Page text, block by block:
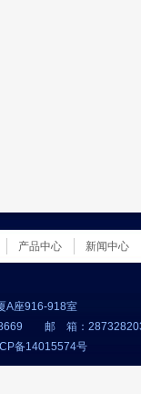
产品中心 新闻中心
A座916-918室
邮 箱：
备14015574号